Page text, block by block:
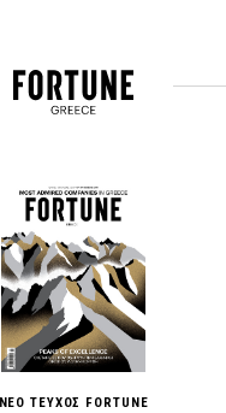
ΝΕΟ ΤΕΥΧΟΣ FORTUNE